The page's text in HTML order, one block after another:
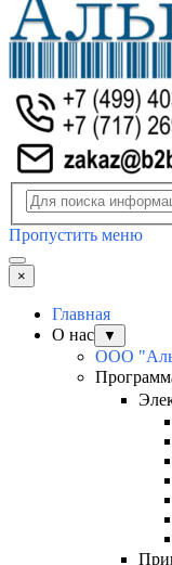
Пропустить меню
×
Главная
О нас
▼
ООО